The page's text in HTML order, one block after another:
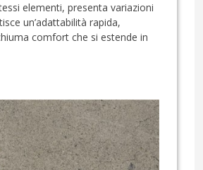
elementi, presenta variazioni
un’adattabilità rapida,
comfort che si estende in